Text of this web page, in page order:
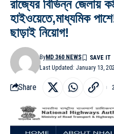
রাজ্যের বিভিন্ন জেলায়
হাইওয়েতে,মাধ্যমিক
ছাড়াই নিয়োগ!
Last Updated: January 13,
ByMD 360 NEWS
Share